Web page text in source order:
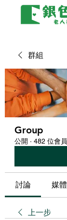
群組
Group
公開 · 482 位會員
討論 媒體
上一步